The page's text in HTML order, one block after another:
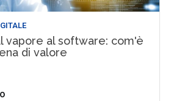
vapore al software: com'è
di valore